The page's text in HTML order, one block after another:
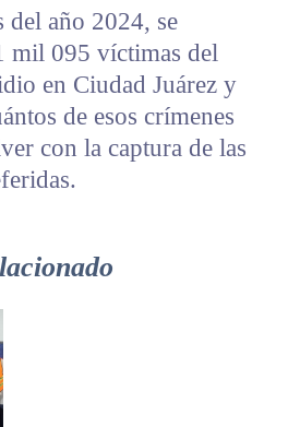
del año 2024, se
mil 095 víctimas del
en Ciudad Juárez y
de esos crímenes
con la captura de las